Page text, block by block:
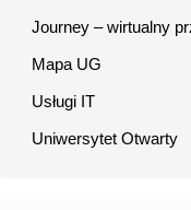
Journey – wirtualny
Mapa UG
Usługi IT
Uniwersytet Otwarty